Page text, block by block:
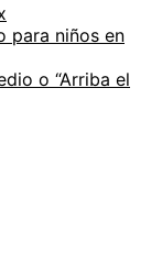
para niños en
o “Arriba el